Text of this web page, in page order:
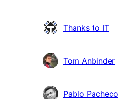
Thanks to IT
Tom Anbinder
Pablo Pacheco